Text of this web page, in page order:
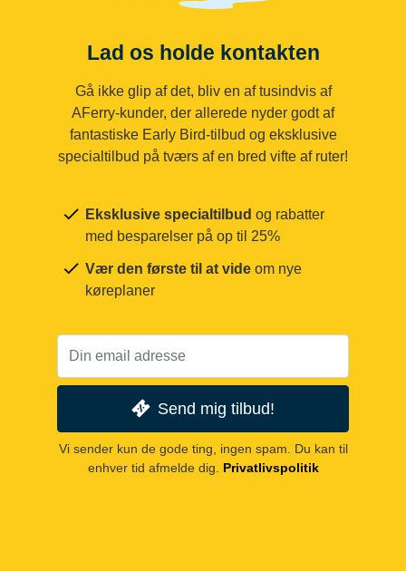
Lad os holde kontakten
Gå ikke glip af det, bliv en af tusindvis af
AFerry-kunder, der allerede nyder godt af
fantastiske Early Bird-tilbud og eksklusive
specialtilbud på tværs af en bred vifte af ruter!
Eksklusive specialtilbud og rabatter
med besparelser på op til 25%
Vær den første til at vide om nye
køreplaner
Send mig tilbud!
Vi sender kun de gode ting, ingen spam. Du kan til
enhver tid afmelde dig.
Privatlivspolitik